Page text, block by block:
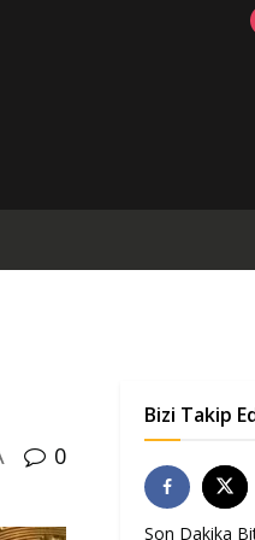
0
Bizi Takip
Son Dakika